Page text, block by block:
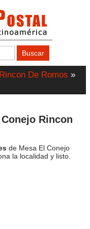
Rincon De Romos »
Rincon
de Mesa El Conejo
la localidad y listo.